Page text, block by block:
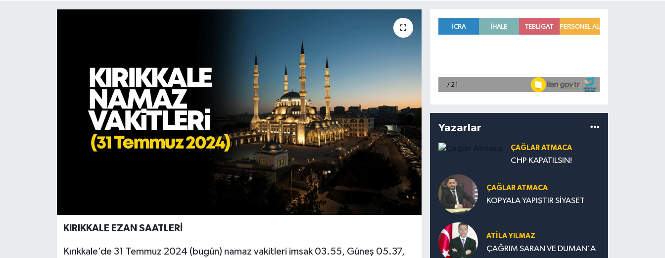
KIRIKKALE EZAN SAATLERİ
Kırıkkale’de 31 Temmuz 2024 (bugün) namaz vakitleri imsak 03.55, Güneş 05.37,
Yazarlar
ÇAĞLAR ATMACA
CHP KAPATILSIN!
ÇAĞLAR ATMACA
KOPYALA YAPIŞTIR SİYASET
ATILA YILMAZ
ÇAĞRIM SARAN VE DUMAN'A